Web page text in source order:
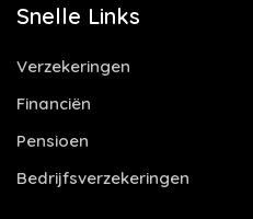
Snelle Links
Verzekeringen
Financiën
Pensioen
Bedrijfsverzekeringen